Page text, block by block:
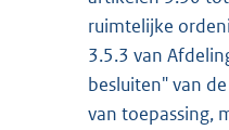
ruimtelijke
3.5.3 van
besluiten" van
van toepassing,